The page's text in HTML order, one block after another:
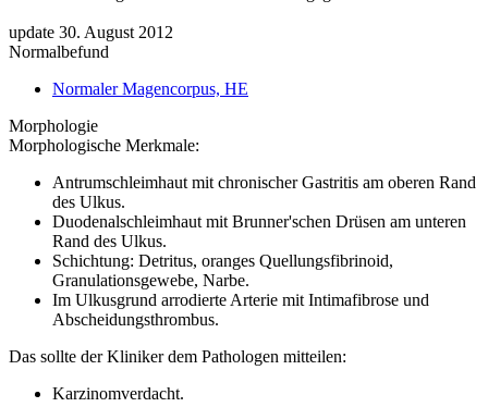
update 30. August 2012
Normalbefund
Normaler Magencorpus, HE
Morphologie
Morphologische Merkmale:
Antrumschleimhaut mit chronischer Gastritis am oberen Rand
des Ulkus.
Duodenalschleimhaut mit Brunner'schen Drüsen am unteren
Rand des Ulkus.
Schichtung: Detritus, oranges Quellungsfibrinoid,
Granulationsgewebe, Narbe.
Im Ulkusgrund arrodierte Arterie mit Intimafibrose und
Abscheidungsthrombus.
Das sollte der Kliniker dem Pathologen mitteilen:
Karzinomverdacht.